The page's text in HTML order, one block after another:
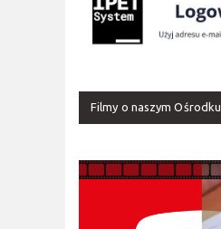
Filmy o naszym Ośrodku